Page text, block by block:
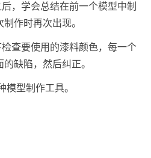
，学会总结在前一个模型中制
作时再次出现。
查要使用的漆料颜色，每一个
缺陷，然后纠正。
模型制作工具。